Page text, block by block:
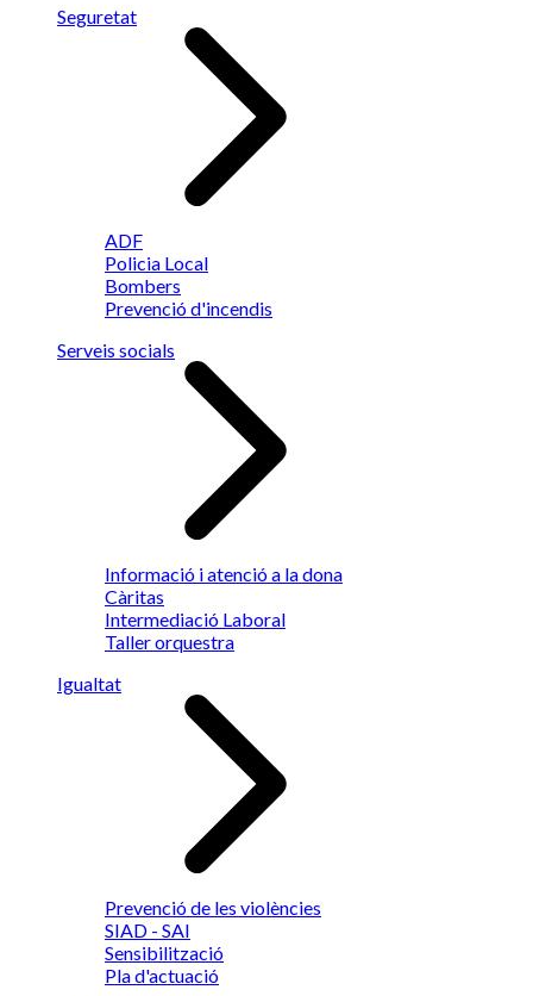
Seguretat
ADF
Policia Local
Bombers
Prevenció d'incendis
Serveis socials
Informació i atenció a la dona
Càritas
Intermediació Laboral
Taller orquestra
Igualtat
Prevenció de les violències
SIAD - SAI
Sensibilització
Pla d'actuació